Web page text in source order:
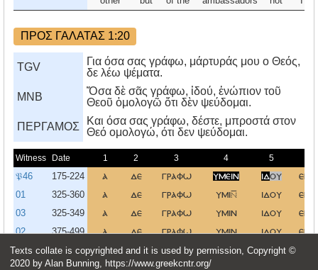
ΠΡΟΣ ΓΑΛΑΤΑΣ 1:20
TGV
Για όσα σας γράφω, μάρτυράς μου ο Θεός,
δε λέω ψέματα.
MNB
Ὅσα δὲ σᾶς γράφω, ἰδού, ἐνώπιον τοῦ
Θεοῦ ὁμολογῶ ὅτι δὲν ψεύδομαι.
ΠΕΡΓΑΜΟΣ
Kαι όσα σας γράφω, δέστε, μπροστά στον
Θεό ομολογώ, ότι δεν ψεύδομαι.
Witness Date 1 2 3 4 5
𝔓46 175-224 α δε γραφω υμειν ιδου
01 325-360 α δε γραφω υμι ιδου
03 325-349 α δε γραφω υμιν ιδου
02 375-499 α δε γραφω υμιν ιδου
61873 375-424 α *
Texts collate is copyrighted and it is used by permission, Copyright ©
2020 by Alan Bunning, https://www.greekcntr.org/